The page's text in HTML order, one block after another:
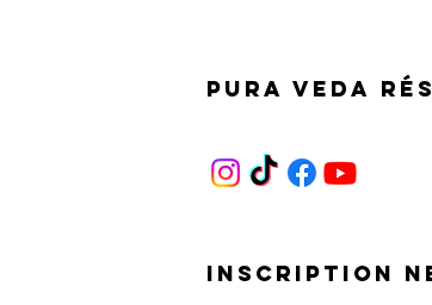
Pura Veda
Inscription